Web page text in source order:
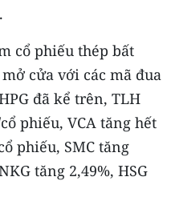
cổ phiếu thép bất
cửa với các mã đua
đã kể trên, TLH
phiếu, VCA tăng hết
phiếu, SMC tăng
tăng 2,49%, HSG